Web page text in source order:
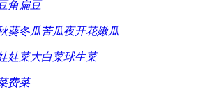
角扁豆
葵冬瓜苦瓜夜开花嫩瓜
娃菜大白菜球生菜
费菜